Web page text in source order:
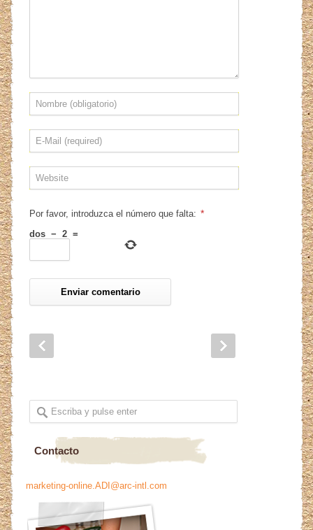
Por favor, introduzca el número que falta: *
dos − 2 =
Contacto
marketing-online.ADI@arc-intl.com